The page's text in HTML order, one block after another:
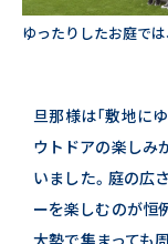
ゆったりしたお庭では
旦那様は「敷地に
ウトドアの楽しみ
いました。 庭の広
ーを楽しむのが恒